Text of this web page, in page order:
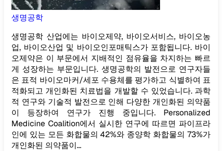
생명공학
생명공학 산업에는 바이오제약, 바이오서비스, 바이오농
업, 바이오산업 및 바이오인포매틱스가 포함됩니다. 바이
오제약은 이 부문에서 지배적인 점유율을 차지하는 빠르
게 성장하는 부문입니다. 생명공학의 발전으로 연구자들
은 표적 바이오마커/세포 수용체를 평가하고 식별하여 표
적화되고 개인화된 치료법을 개발할 수 있었습니다. 과학
적 연구와 기술적 발전으로 인해 다양한 개인화된 의약품
이 등장하여 연구가 진행 중입니다. Personalized
Medicine Coalition에서 실시한 연구에 따르면 파이프라
인에 있는 모든 화합물의 42%와 종양학 화합물의 73%가
개인화된 의약품이...